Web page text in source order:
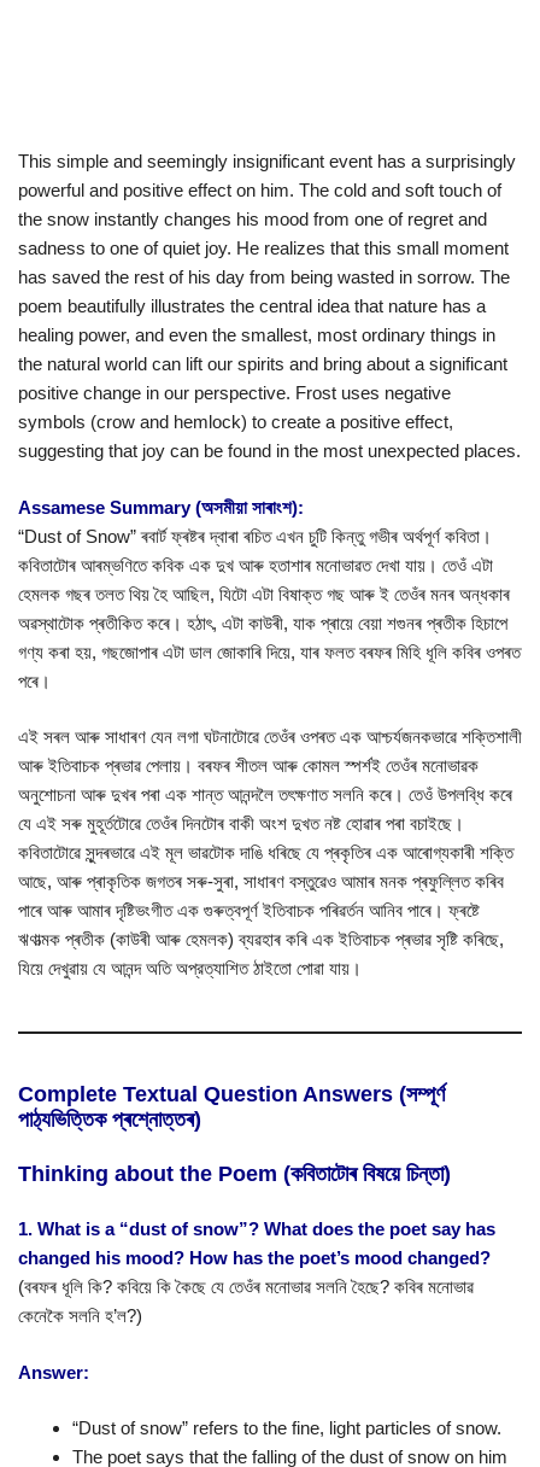
This simple and seemingly insignificant event has a surprisingly
powerful and positive effect on him. The cold and soft touch of
the snow instantly changes his mood from one of regret and
sadness to one of quiet joy. He realizes that this small moment
has saved the rest of his day from being wasted in sorrow. The
poem beautifully illustrates the central idea that nature has a
healing power, and even the smallest, most ordinary things in
the natural world can lift our spirits and bring about a significant
positive change in our perspective. Frost uses negative
symbols (crow and hemlock) to create a positive effect,
suggesting that joy can be found in the most unexpected places.
Assamese Summary (অসমীয়া সাৰাংশ):
“Dust of Snow” ৰবাৰ্ট ফ্ৰষ্টৰ দ্বাৰা ৰচিত এখন চুটি কিন্তু গভীৰ অৰ্থপূৰ্ণ কবিতা।
কবিতাটোৰ আৰম্ভণিতে কবিক এক দুখ আৰু হতাশাৰ মনোভাৱত দেখা যায়। তেওঁ এটা
হেমলক গছৰ তলত থিয় হৈ আছিল, যিটো এটা বিষাক্ত গছ আৰু ই তেওঁৰ মনৰ অন্ধকাৰ
অৱস্থাটোক প্ৰতীকিত কৰে। হঠাৎ, এটা কাউৰী, যাক প্ৰায়ে বেয়া শগুনৰ প্ৰতীক হিচাপে
গণ্য কৰা হয়, গছজোপাৰ এটা ডাল জোকাৰি দিয়ে, যাৰ ফলত বৰফৰ মিহি ধূলি কবিৰ ওপৰত
পৰে।
এই সৰল আৰু সাধাৰণ যেন লগা ঘটনাটোৱে তেওঁৰ ওপৰত এক আশ্চৰ্যজনকভাৱে শক্তিশালী
আৰু ইতিবাচক প্ৰভাৱ পেলায়। বৰফৰ শীতল আৰু কোমল স্পৰ্শই তেওঁৰ মনোভাৱক
অনুশোচনা আৰু দুখৰ পৰা এক শান্ত আনন্দলৈ তৎক্ষণাত সলনি কৰে। তেওঁ উপলব্ধি কৰে
যে এই সৰু মুহূৰ্তটোৱে তেওঁৰ দিনটোৰ বাকী অংশ দুখত নষ্ট হোৱাৰ পৰা বচাইছে।
কবিতাটোৱে সুন্দৰভাৱে এই মূল ভাৱটোক দাঙি ধৰিছে যে প্ৰকৃতিৰ এক আৰোগ্যকাৰী শক্তি
আছে, আৰু প্ৰাকৃতিক জগতৰ সৰু-সুৰা, সাধাৰণ বস্তুৱেও আমাৰ মনক প্ৰফুল্লিত কৰিব
পাৰে আৰু আমাৰ দৃষ্টিভংগীত এক গুৰুত্বপূৰ্ণ ইতিবাচক পৰিৱৰ্তন আনিব পাৰে। ফ্ৰষ্টে
ঋণাত্মক প্ৰতীক (কাউৰী আৰু হেমলক) ব্যৱহাৰ কৰি এক ইতিবাচক প্ৰভাৱ সৃষ্টি কৰিছে,
যিয়ে দেখুৱায় যে আনন্দ অতি অপ্রত্যাশিত ঠাইতো পোৱা যায়।
Complete Textual Question Answers (সম্পূৰ্ণ
পাঠ্যভিত্তিক প্ৰশ্নোত্তৰ)
Thinking about the Poem (কবিতাটোৰ বিষয়ে চিন্তা)
1. What is a “dust of snow”? What does the poet say has
changed his mood? How has the poet’s mood changed?
(বৰফৰ ধূলি কি? কবিয়ে কি কৈছে যে তেওঁৰ মনোভাৱ সলনি হৈছে? কবিৰ মনোভাৱ
কেনেকৈ সলনি হ’ল?)
Answer:
“Dust of snow” refers to the fine, light particles of snow.
The poet says that the falling of the dust of snow on him